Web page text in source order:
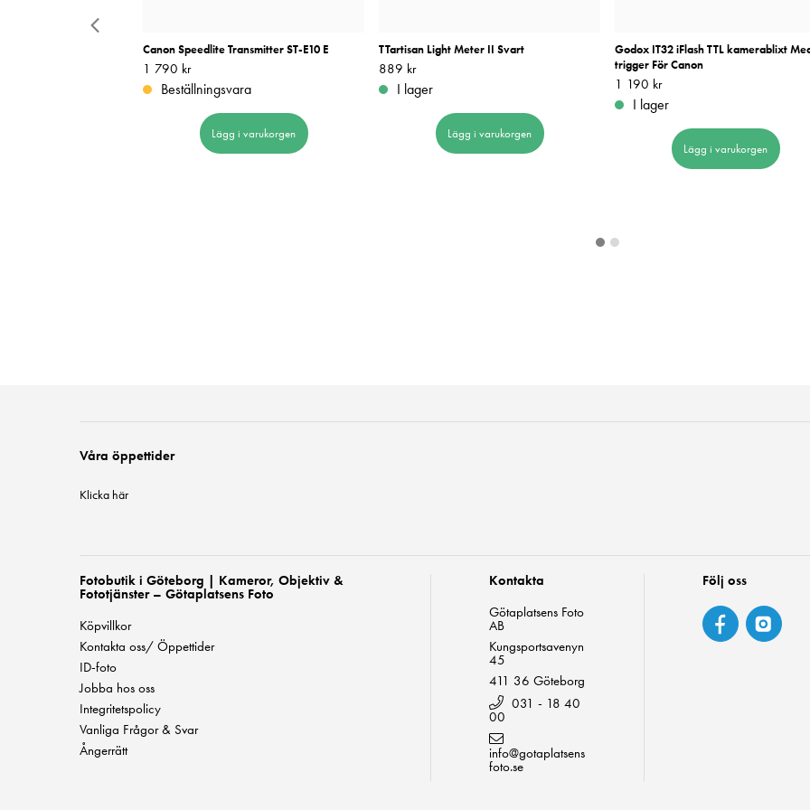
Canon Speedlite Transmitter ST-E10 E
Pris:1 790 kr
1 790 kr
Beställningsvara
Lägg i varukorgen
TTartisan Light Meter II Svart
Pris: 889 kr
889 kr
I lager
Lägg i varukorgen
Godox IT32 iFlash TTL kamerablixt
trigger För Canon
Pris:1 190 kr
1 190 kr
I lager
Lägg i varukorgen
Våra öppettider
Klicka här
Fotobutik i Göteborg | Kameror, Objektiv &
Fototjänster – Götaplatsens Foto
Köpvillkor
Kontakta oss/ Öppettider
ID-foto
Jobba hos oss
Integritetspolicy
Vanliga Frågor & Svar
Ångerrätt
Kontakta
Götaplatsens Foto
AB
Kungsportsavenyn
45
411 36 Göteborg
031 - 18 40
00
info@gotaplatsens
foto.se
Följ oss